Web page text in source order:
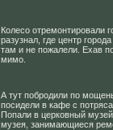
Колесо отремонтировали
разузнал, где центр
там и не пожалели. Ехав
мимо.
А тут побродили по
посидели в кафе с
Попали в церковный
музея, занимающиеся